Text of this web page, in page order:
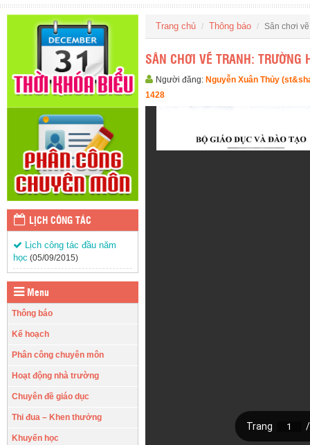
LỊCH CÔNG TÁC
Lịch công tác đầu năm
học (05/09/2015)
Menu
Thông báo
Kế hoạch
Phân công chuyên môn
Hoạt động nhà trường
Chuyên đề giáo dục
Thi đua – Khen thưởng
Khuyến học
Trang chủ Thông báo Sân chơi
SÂN CHƠI VẼ TRANH: TRƯỜNG
Người đăng: Nguyễn Xuân Thủy
1428